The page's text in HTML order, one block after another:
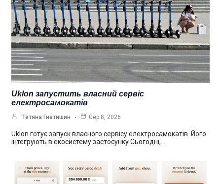
Uklon запустить власний сервіс
електросамокатів
Тетяна Гнатишин Сер 8, 2026
Uklon готує запуск власного сервісу електросамокатів. Його
інтегрують в екосистему застосунку Сьогодні,…